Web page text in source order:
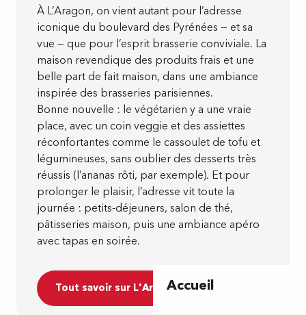
Accueil
À L’Aragon, on vient autant pour l’adresse
iconique du boulevard des Pyrénées — et sa
vue — que pour l’esprit brasserie conviviale. La
maison revendique des produits frais et une
belle part de fait maison, dans une ambiance
inspirée des brasseries parisiennes.
Bonne nouvelle : le végétarien y a une vraie
place, avec un coin veggie et des assiettes
réconfortantes comme le cassoulet de tofu et
légumineuses, sans oublier des desserts très
réussis (l’ananas rôti, par exemple). Et pour
prolonger le plaisir, l’adresse vit toute la
journée : petits-déjeuners, salon de thé,
pâtisseries maison, puis une ambiance apéro
avec tapas en soirée.
Tout savoir sur L'Aragon